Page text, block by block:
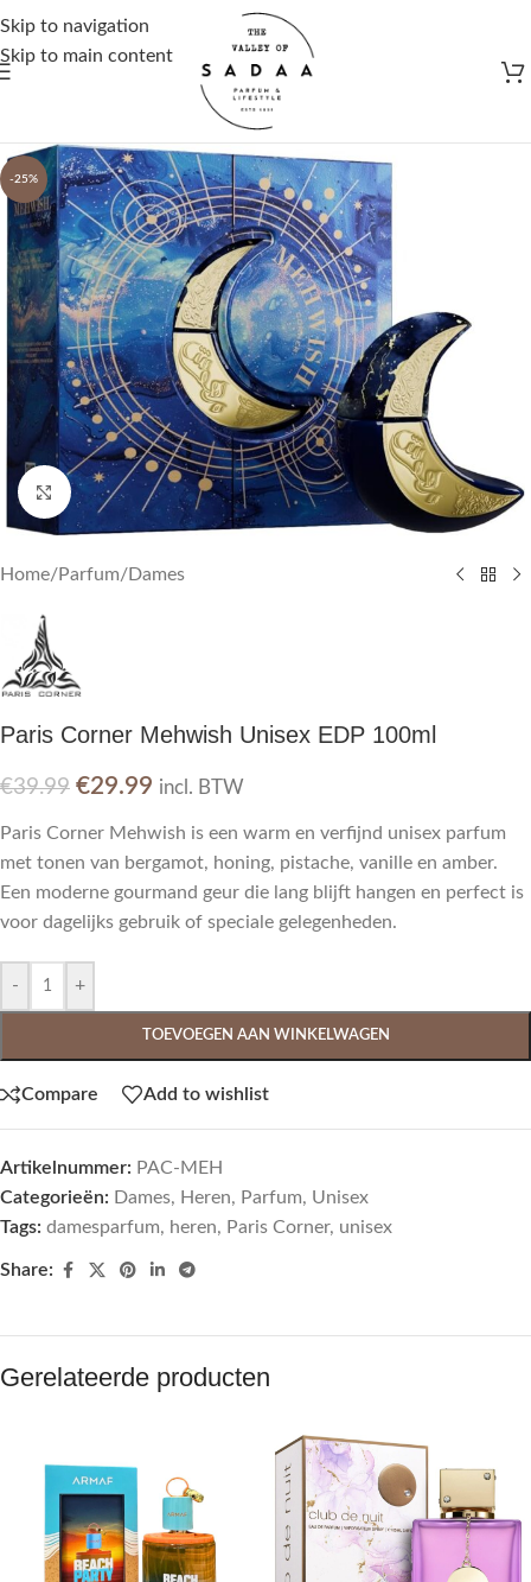
Skip to navigation
Skip to main content
Gratis verzending vanaf €50,-
-25%
Click to enlarge
Home/Parfum/Dames
Paris Corner Mehwish Unisex EDP 100ml
€39.99 €29.99 incl. BTW
Paris Corner Mehwish is een warm en verfijnd unisex parfum
met tonen van bergamot, honing, pistache, vanille en amber.
Een moderne gourmand geur die lang blijft hangen en perfect is
voor dagelijks gebruik of speciale gelegenheden.
- +
TOEVOEGEN AAN WINKELWAGEN
Compare Add to wishlist
Artikelnummer: PAC-MEH
Categorieën: Dames, Heren, Parfum, Unisex
Tags: damesparfum, heren, Paris Corner, unisex
Share:
Gerelateerde producten